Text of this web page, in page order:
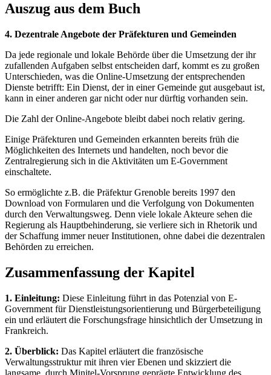
Auszug aus dem Buch
4. Dezentrale Angebote der Präfekturen und Gemeinden
Da jede regionale und lokale Behörde über die Umsetzung der ihr
zufallenden Aufgaben selbst entscheiden darf, kommt es zu großen
Unterschieden, was die Online-Umsetzung der entsprechenden
Dienste betrifft: Ein Dienst, der in einer Gemeinde gut ausgebaut ist,
kann in einer anderen gar nicht oder nur dürftig vorhanden sein.
Die Zahl der Online-Angebote bleibt dabei noch relativ gering.
Einige Präfekturen und Gemeinden erkannten bereits früh die
Möglichkeiten des Internets und handelten, noch bevor die
Zentralregierung sich in die Aktivitäten um E-Government
einschaltete.
So ermöglichte z.B. die Präfektur Grenoble bereits 1997 den
Download von Formularen und die Verfolgung von Dokumenten
durch den Verwaltungsweg. Denn viele lokale Akteure sehen die
Regierung als Hauptbehinderung, sie verliere sich in Rhetorik und
der Schaffung immer neuer Institutionen, ohne dabei die dezentralen
Behörden zu erreichen.
Zusammenfassung der Kapitel
1. Einleitung: Diese Einleitung führt in das Potenzial von E-
Government für Dienstleistungsorientierung und Bürgerbeteiligung
ein und erläutert die Forschungsfrage hinsichtlich der Umsetzung in
Frankreich.
2. Überblick: Das Kapitel erläutert die französische
Verwaltungsstruktur mit ihren vier Ebenen und skizziert die
langsame, durch Minitel-Vorsprung geprägte Entwicklung des